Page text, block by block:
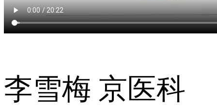
李雪梅 京医科